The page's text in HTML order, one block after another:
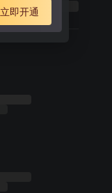
立即开通